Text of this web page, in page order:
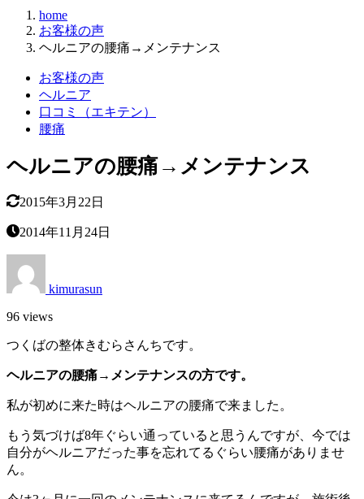
home
お客様の声
ヘルニアの腰痛→メンテナンス
お客様の声
ヘルニア
口コミ（エキテン）
腰痛
ヘルニアの腰痛→メンテナンス
2015年3月22日
2014年11月24日
kimurasun
96 views
つくばの整体きむらさんちです。
ヘルニアの腰痛→メンテナンスの方です。
私が初めに来た時はヘルニアの腰痛で来ました。
もう気づけば8年ぐらい通っていると思うんですが、今では
自分がヘルニアだった事を忘れてるぐらい腰痛がありませ
ん。